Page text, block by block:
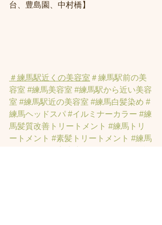
台、豊島園、中村橋】
＃練馬駅近くの美容室 ＃練馬駅前の美
容室 #練馬美容室 #練馬駅から近い美容
室 #練馬駅近の美容室 #練馬白髪染め #
練馬ヘッドスパ #イルミナーカラー #練
馬髪質改善トリートメント #練馬トリ
ートメント #素髪トリートメント #練馬